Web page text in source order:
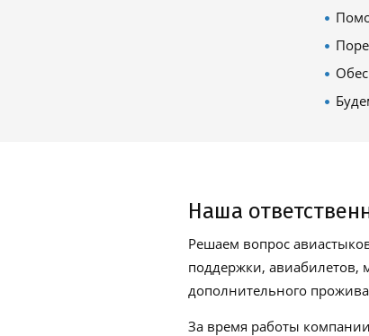
Наша
Решаем вопрос
поддержки, авиабилетов,
дополнительного
За время работы